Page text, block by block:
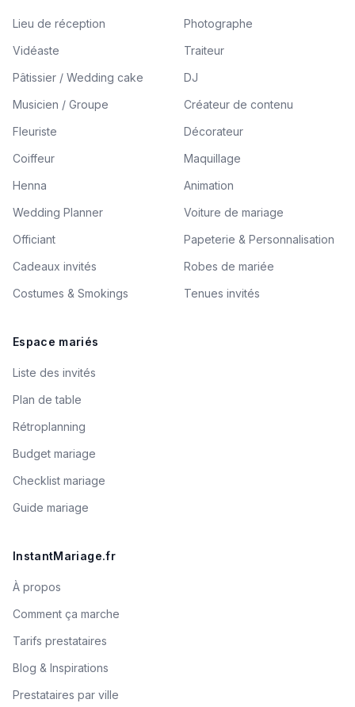
Lieu de réception
Photographe
Vidéaste
Traiteur
Pâtissier / Wedding cake
DJ
Musicien / Groupe
Créateur de contenu
Fleuriste
Décorateur
Coiffeur
Maquillage
Henna
Animation
Wedding Planner
Voiture de mariage
Officiant
Papeterie & Personnalisation
Cadeaux invités
Robes de mariée
Costumes & Smokings
Tenues invités
Espace mariés
Liste des invités
Plan de table
Rétroplanning
Budget mariage
Checklist mariage
Guide mariage
InstantMariage.fr
À propos
Comment ça marche
Tarifs prestataires
Blog & Inspirations
Prestataires par ville